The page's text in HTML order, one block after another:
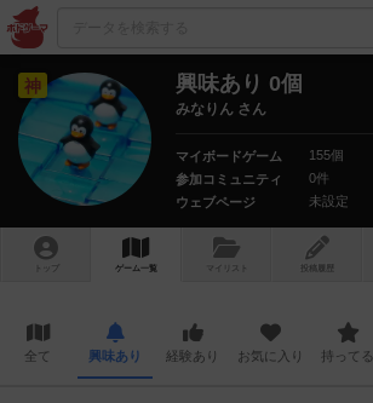
神 興味あり 0個
みなりん さん
マイボードゲーム
155個
参加コミュニティ
0件
ウェブページ
未設定
トップ ゲーム一覧 マイリスト 投稿履歴
全て 興味あり 経験あり お気に入り 持ってる